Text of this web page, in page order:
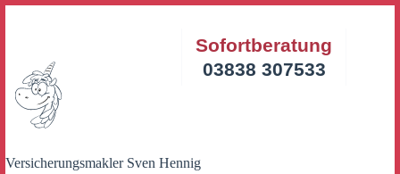
Versicherungsmakler Sven Hennig
Sofortberatung
03838 307533